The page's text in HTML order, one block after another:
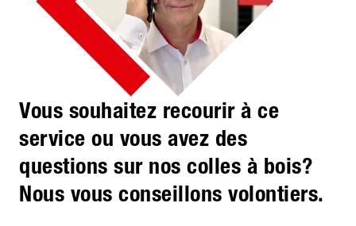
Vous souhaitez recourir à ce
service ou vous avez des
questions sur nos colles à bois?
Nous vous conseillons volontiers.